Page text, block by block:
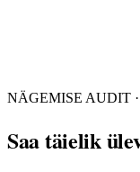
NÄGEMISE AUDIT
Saa täielik